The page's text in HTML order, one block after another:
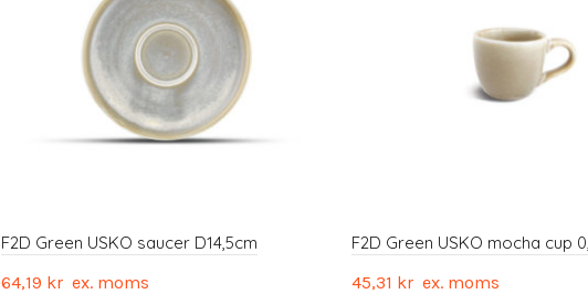
F2D Green USKO saucer D14,5cm
64,19 kr ex. moms
F2D Green USKO mocha cup
45,31 krex. moms